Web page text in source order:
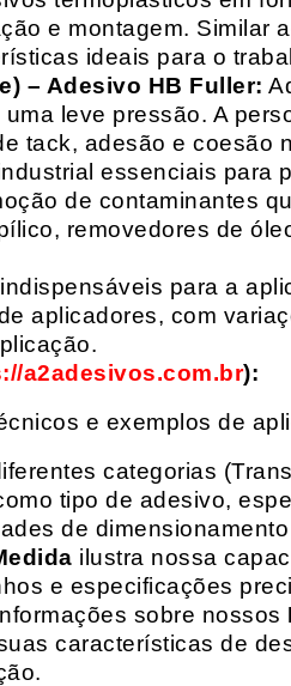
e montagem. Similar
ideais para o
– Adesivo HB Fuller:
leve pressão. A
tack, adesão e coesão
essenciais para
de contaminantes
removedores de
para a
aplicadores, com
a2adesivos.com.br):
e exemplos de
categorias
tipo de adesivo,
de
ilustra nossa
e especificações
sobre nossos
características de